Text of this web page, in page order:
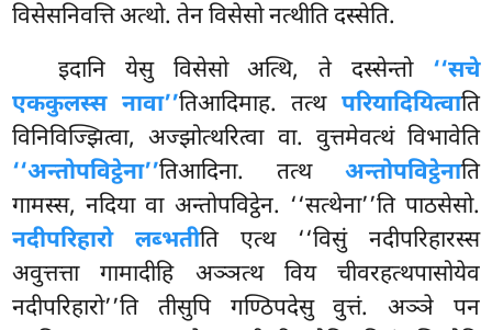
विसेसनिवत्ति अत्थो. तेन विसेसो नत्थीति दस्सेति.
इदानि येसु विसेसो अत्थि, ते दस्सेन्तो ‘‘सचे
एककुलस्स नावा’’तिआदिमाह. तत्थ परियादियित्वाति
विनिविज्झित्वा, अज्झोत्थरित्वा वा. वुत्तमेवत्थं विभावेति
‘‘अन्तोपविट्ठेना’’तिआदिना. तत्थ अन्तोपविट्ठेनाति
गामस्स, नदिया वा अन्तोपविट्ठेन. ‘‘सत्थेना’’ति पाठसेसो.
नदीपरिहारो लब्भतीति एत्थ ‘‘विसुं नदीपरिहारस्स
अवुत्तत्ता गामादीहि अञ्ञत्थ विय चीवरहत्थपासोयेव
नदीपरिहारो’’ति तीसुपि गण्ठिपदेसु वुत्तं. अञ्ञे पन